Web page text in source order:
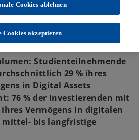
Pressemitteilungen
wächst trotz regulatorischer
Studienteilnehmende
29 % ihres
in Digital Assets
76 % der Investierenden mit
ihres Vermögens in digitalen
mittel- bis langfristige
Cookies ablehnen
Cookies akzeptieren